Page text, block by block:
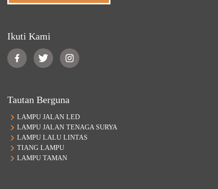
Ikuti Kami
Tautan Berguna
LAMPU JALAN LED
LAMPU JALAN TENAGA SURYA
LAMPU LALU LINTAS
TIANG LAMPU
LAMPU TAMAN